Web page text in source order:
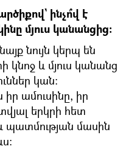
ինչո՞վ է
մյուս կանանցից:
նույն կերպ են
կնոջ և մյուս կանանց
կան:
ամուսինը, իր
երկրի հետ
պատմության մասին